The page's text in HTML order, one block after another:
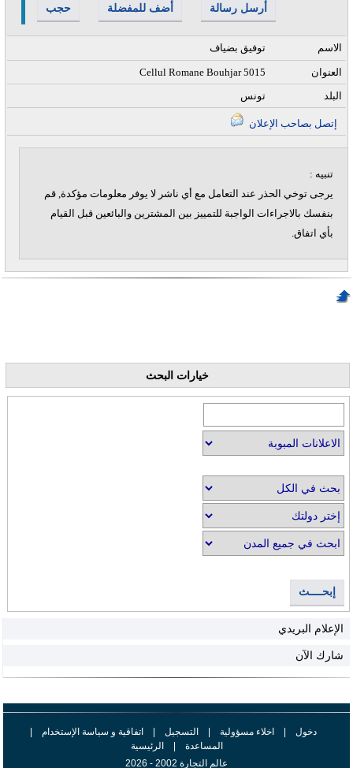
حجب أضف للمفضلة أرسل رسالة
توفيق بضياف الاسم
Cellul Romane Bouhjar 5015
العنوان
تونس
البلد
تنبيه :
يرجى توخي الحذر عند التعامل مع أي ناشر لا يوفر معلومات مؤكدة, قم
بنفسك بالاجراءات الواجبة للتمييز بين المشترين والبائعين قبل القيام
بأي اتفاق.
خيارات البحث
إبحــــث
الإعلام البريدي
شارك الآن
دخول اخلاء مسؤولية التسجيل اتفاقية و سياسة الإستخدام
المساعدة
الرئيسية
عالم التجارة 2002 - 2026